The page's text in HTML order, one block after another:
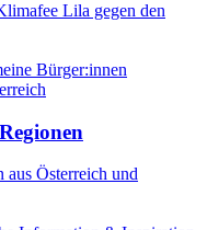
Lila gegen den
Bürger:innen
aus Österreich und